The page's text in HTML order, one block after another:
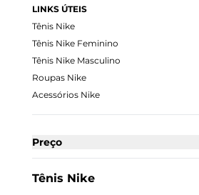
LINKS ÚTEIS
Tênis Nike
Tênis Nike Feminino
Tênis Nike Masculino
Roupas Nike
Acessórios Nike
Preço
Tênis Nike